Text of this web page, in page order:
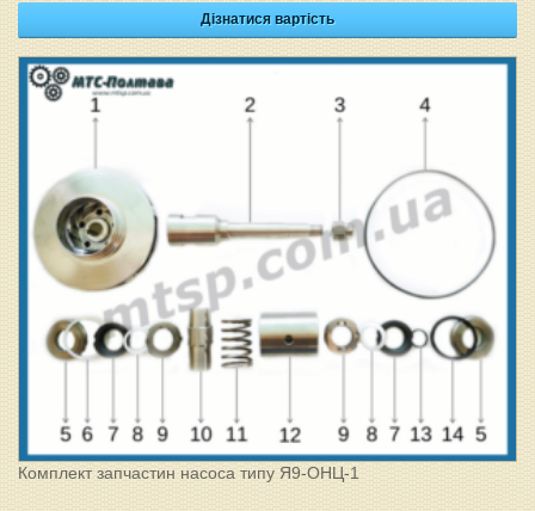
Дізнатися вартість
Комплект запчастин насоса типу Я9-ОНЦ-1